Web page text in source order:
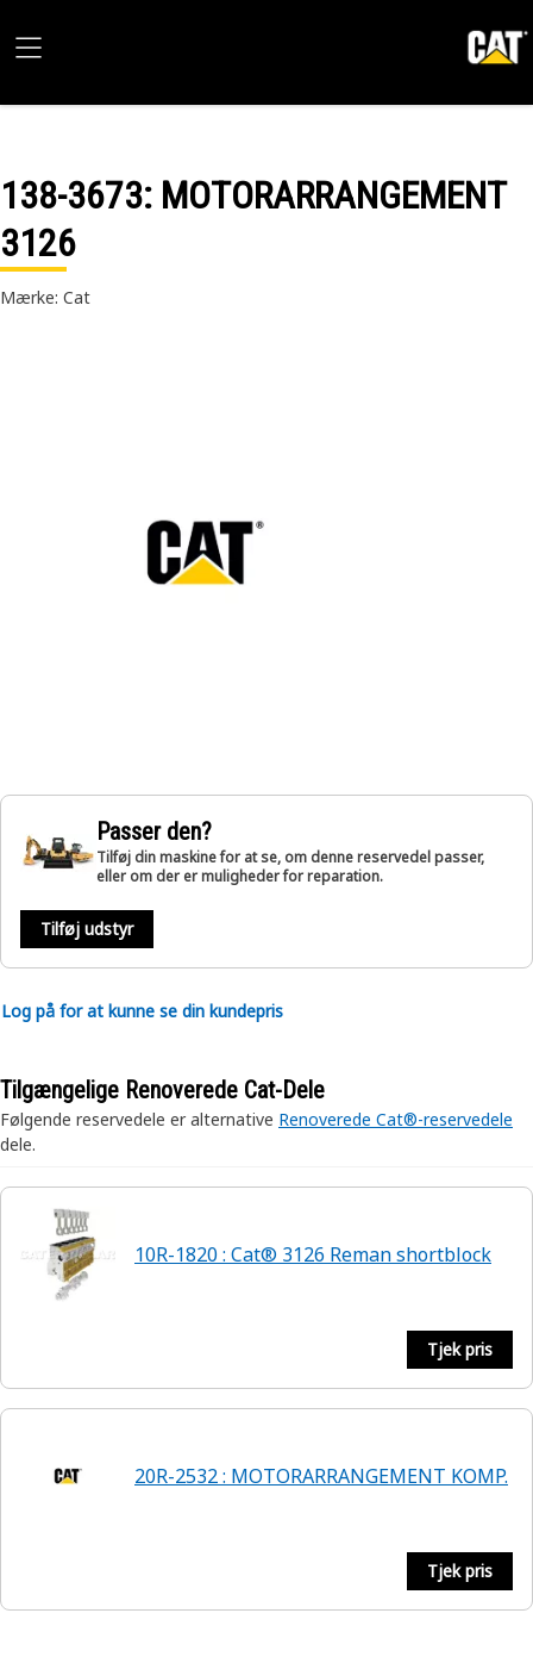
138-3673: MOTORARRANGEMENT
3126
Mærke: Cat
Passer den?
Tilføj din maskine for at se, om denne reservedel passer,
eller om der er muligheder for reparation.
Tilføj udstyr
Log på for at kunne se din kundepris
Tilgængelige Renoverede Cat-Dele
Følgende reservedele er alternative Renoverede Cat®-reservedele
dele.
10R-1820 : Cat® 3126 Reman shortblock
Tjek pris
20R-2532 : MOTORARRANGEMENT KOMP.
Tjek pris